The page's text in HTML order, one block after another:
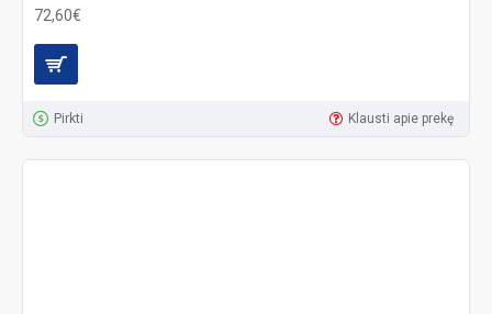
72,60€
Pirkti Klausti apie prekę